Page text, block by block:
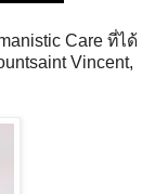
Care ที่ได้
Vincent,